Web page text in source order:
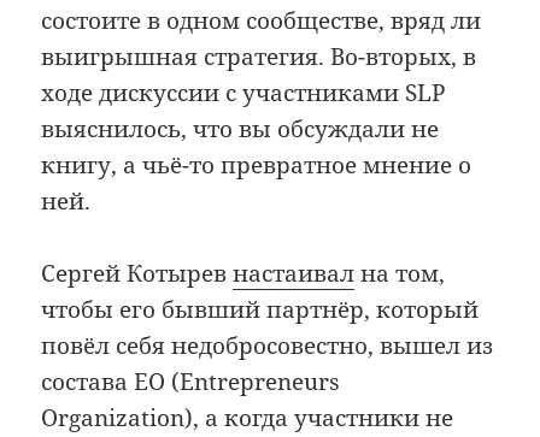
состоите в одном сообществе, вряд ли
выигрышная стратегия. Во-вторых, в
ходе дискуссии с участниками SLP
выяснилось, что вы обсуждали не
книгу, а чьё-то превратное мнение о
ней.
Сергей Котыревнастаивална том,
чтобы его бывший партнёр, который
повёл себя недобросовестно, вышел из
состава EO (Entrepreneurs
Organization), а когда участники не